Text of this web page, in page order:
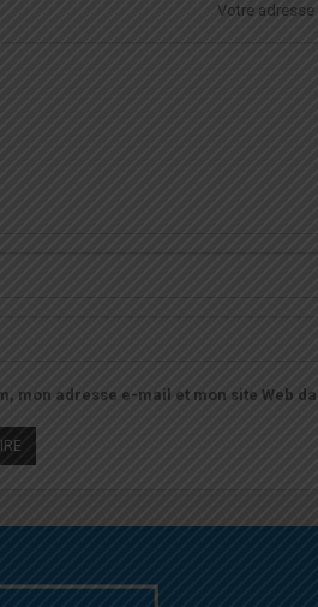
Votre
mon adresse e-mail et mon site Web